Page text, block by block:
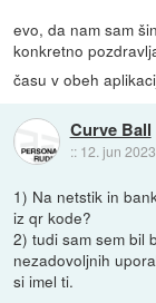
evo, da nam sam
konkretno
času v obeh
Curve Ball
:: 12. jun
1) Na netstik in
iz qr kode?
2) tudi sam sem bil
nezadovoljnih
si imel ti.